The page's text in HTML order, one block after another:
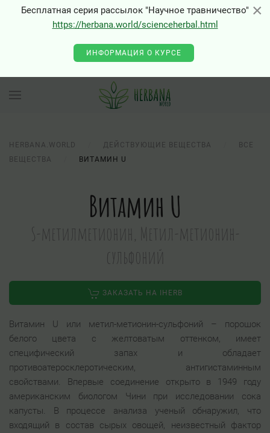
×
Бесплатная серия рассылок "Научное травничество"
https://herbana.world/scienceherbal.html
ИНФОРМАЦИЯ О КУРСЕ
HERBANA.WORLD ДЕЙСТВУЮЩИЕ ВЕЩЕСТВА
ВСЕ
ВЕЩЕСТВА
ВИТАМИН U
Витамин U
S-метилметионин, Метил-метионин-
сульфоний
ЗАКАЗАТЬ НА IHERB
Витамин U или метил-метионин-сульфоний – порошок
белого цвета с желтоватым оттенком, имеет
специфический запах и обладает
противоатеросклеротическим, антигистаминным
свойствами. Впервые соединение открыто в 1949 году
американским биологом Чини при исследовании сока
капусты. В процессе анализа ученый обнаружил, что
входящий в состав сырых овощей, неизвестный фактор
×